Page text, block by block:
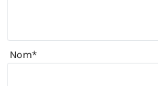
Nom*